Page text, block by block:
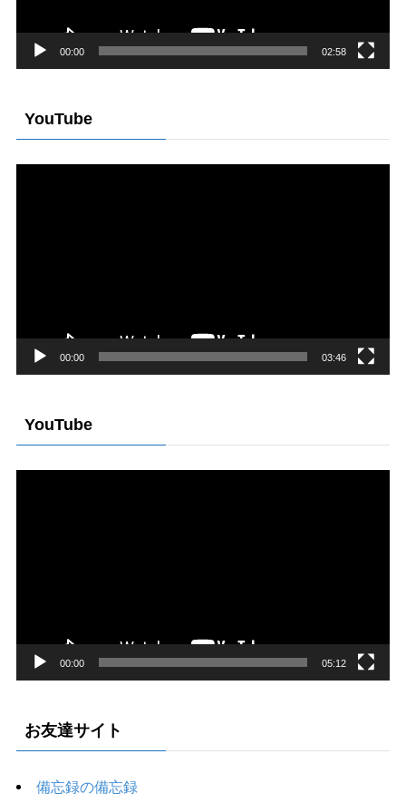
00:00 02:58
YouTube
00:00 03:46
YouTube
00:00 05:12
お友達サイト
備忘録の備忘録